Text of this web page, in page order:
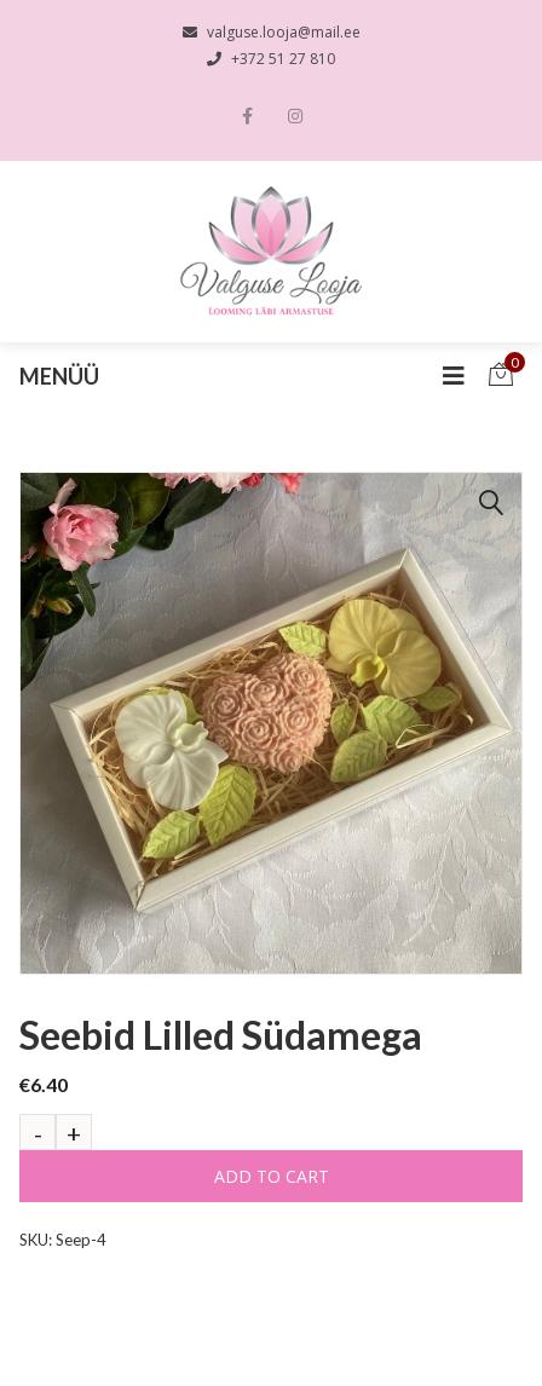
valguse.looja@mail.ee
+372 51 27 810
MENÜÜ
0
🔍
Seebid Lilled Südamega
€6.40
ADD TO CART
SKU:Seep-4